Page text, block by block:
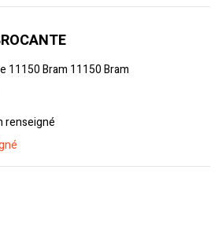
11150 Bram 11150 Bram
renseigné